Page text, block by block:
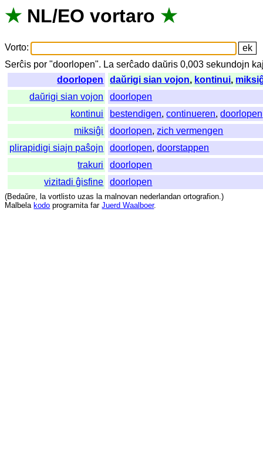
★ NL/EO vortaro ★
Vorto:
Serĉis por "doorlopen". La serĉado daŭris 0,003sekundojn
doorlopen
daŭrigi sian vojon, kontinui,
daŭrigi sian vojon
doorlopen
kontinui
bestendigen,continueren,doorlopen
miksiĝi
doorlopen,zich vermengen
plirapidigi siajn paŝojn
doorlopen,doorstappen
trakuri
doorlopen
vizitadi ĝisfine
doorlopen
(Bedaŭre, la vortlisto uzas la malnovan nederlandan ortografion.)
Malbela kodo programita far Juerd Waalboer.